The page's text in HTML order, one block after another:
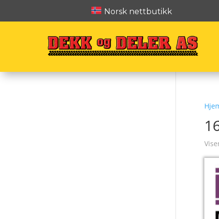
Norsk nettbutikk